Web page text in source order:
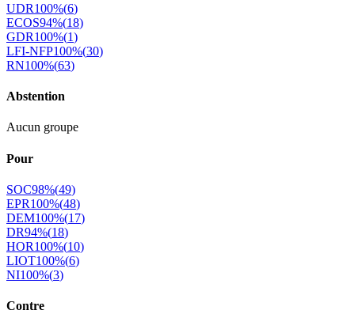
UDR100%(6)
ECOS94%(18)
GDR100%(1)
LFI-NFP100%(30)
RN100%(63)
Abstention
Aucun groupe
Pour
SOC98%(49)
EPR100%(48)
DEM100%(17)
DR94%(18)
HOR100%(10)
LIOT100%(6)
NI100%(3)
Contre